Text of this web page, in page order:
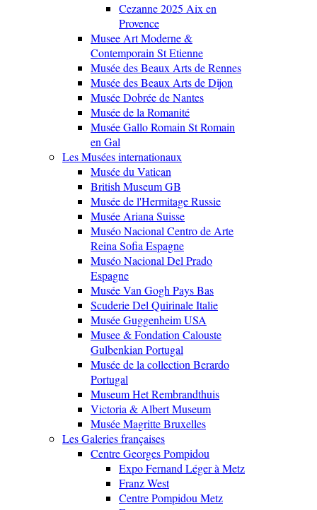
Cezanne 2025 Aix en
Provence
Musee Art Moderne &
Contemporain St Etienne
Musée des Beaux Arts de Rennes
Musée des Beaux Arts de Dijon
Musée Dobrée de Nantes
Musée de la Romanité
Musée Gallo Romain St Romain
en Gal
Les Musées internationaux
Musée du Vatican
British Museum GB
Musée de l'Hermitage Russie
Musée Ariana Suisse
Muséo Nacional Centro de Arte
Reina Sofia Espagne
Muséo Nacional Del Prado
Espagne
Musée Van Gogh Pays Bas
Scuderie Del Quirinale Italie
Musée Guggenheim USA
Musee & Fondation Calouste
Gulbenkian Portugal
Musée de la collection Berardo
Portugal
Museum Het Rembrandthuis
Victoria & Albert Museum
Musée Magritte Bruxelles
Les Galeries françaises
Centre Georges Pompidou
Expo Fernand Léger à Metz
Franz West
Centre Pompidou Metz